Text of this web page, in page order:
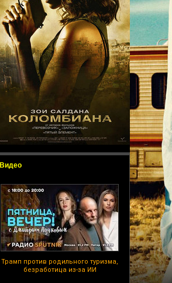
Видео
Трамп против родильного туризма,
безработица из-за ИИ